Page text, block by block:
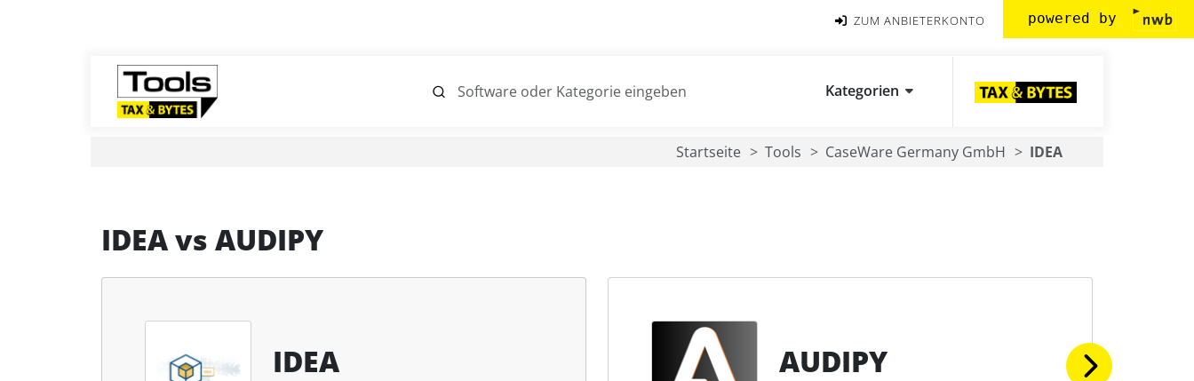
ZUM ANBIETERKONTO powered by
Kategorien
Startseite Tools CaseWare Germany GmbH IDEA
IDEAvs AUDIPY
IDEA AUDIPY